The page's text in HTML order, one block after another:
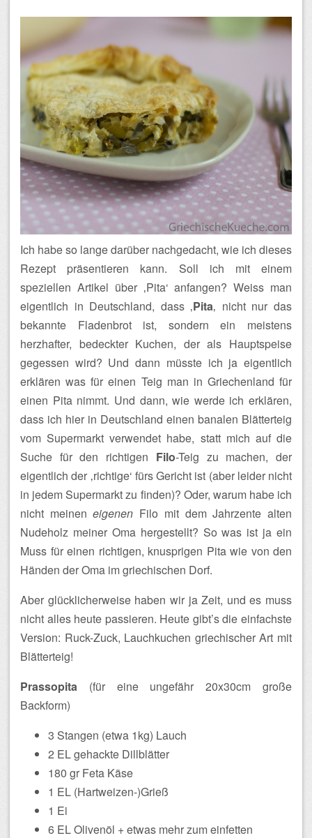
Ich habe so lange darüber nachgedacht, wie ich dieses
Rezept präsentieren kann. Soll ich mit einem
speziellen Artikel über ‚Pita‘ anfangen? Weiss man
eigentlich in Deutschland, dass ‚Pita‚ nicht nur das
bekannte Fladenbrot ist, sondern ein meistens
herzhafter, bedeckter Kuchen, der als Hauptspeise
gegessen wird? Und dann müsste ich ja eigentlich
erklären was für einen Teig man in Griechenland für
einen Pita nimmt. Und dann, wie werde ich erklären,
dass ich hier in Deutschland einen banalen Blätterteig
vom Supermarkt verwendet habe, statt mich auf die
Suche für den richtigen Filo-Teig zu machen, der
eigentlich der ‚richtige‘ fürs Gericht ist (aber leider nicht
in jedem Supermarkt zu finden)? Oder, warum habe ich
nicht meineneigenen Filo mit dem Jahrzente alten
Nudeholz meiner Oma hergestellt? So was ist ja ein
Muss für einen richtigen, knusprigen Pita wie von den
Händen der Oma im griechischen Dorf.
Aber glücklicherweise haben wir ja Zeit, und es muss
nicht alles heute passieren. Heute gibt’s die einfachste
Version: Ruck-Zuck, Lauchkuchen griechischer Art mit
Blätterteig!
Prassopita (für eine ungefähr 20x30cm große
Backform)
3 Stangen (etwa 1kg) Lauch
2 EL gehackte Dillblätter
180 gr Feta Käse
1 EL (Hartweizen-)Grieß
1 Ei
6 EL Olivenöl + etwas mehr zum einfetten